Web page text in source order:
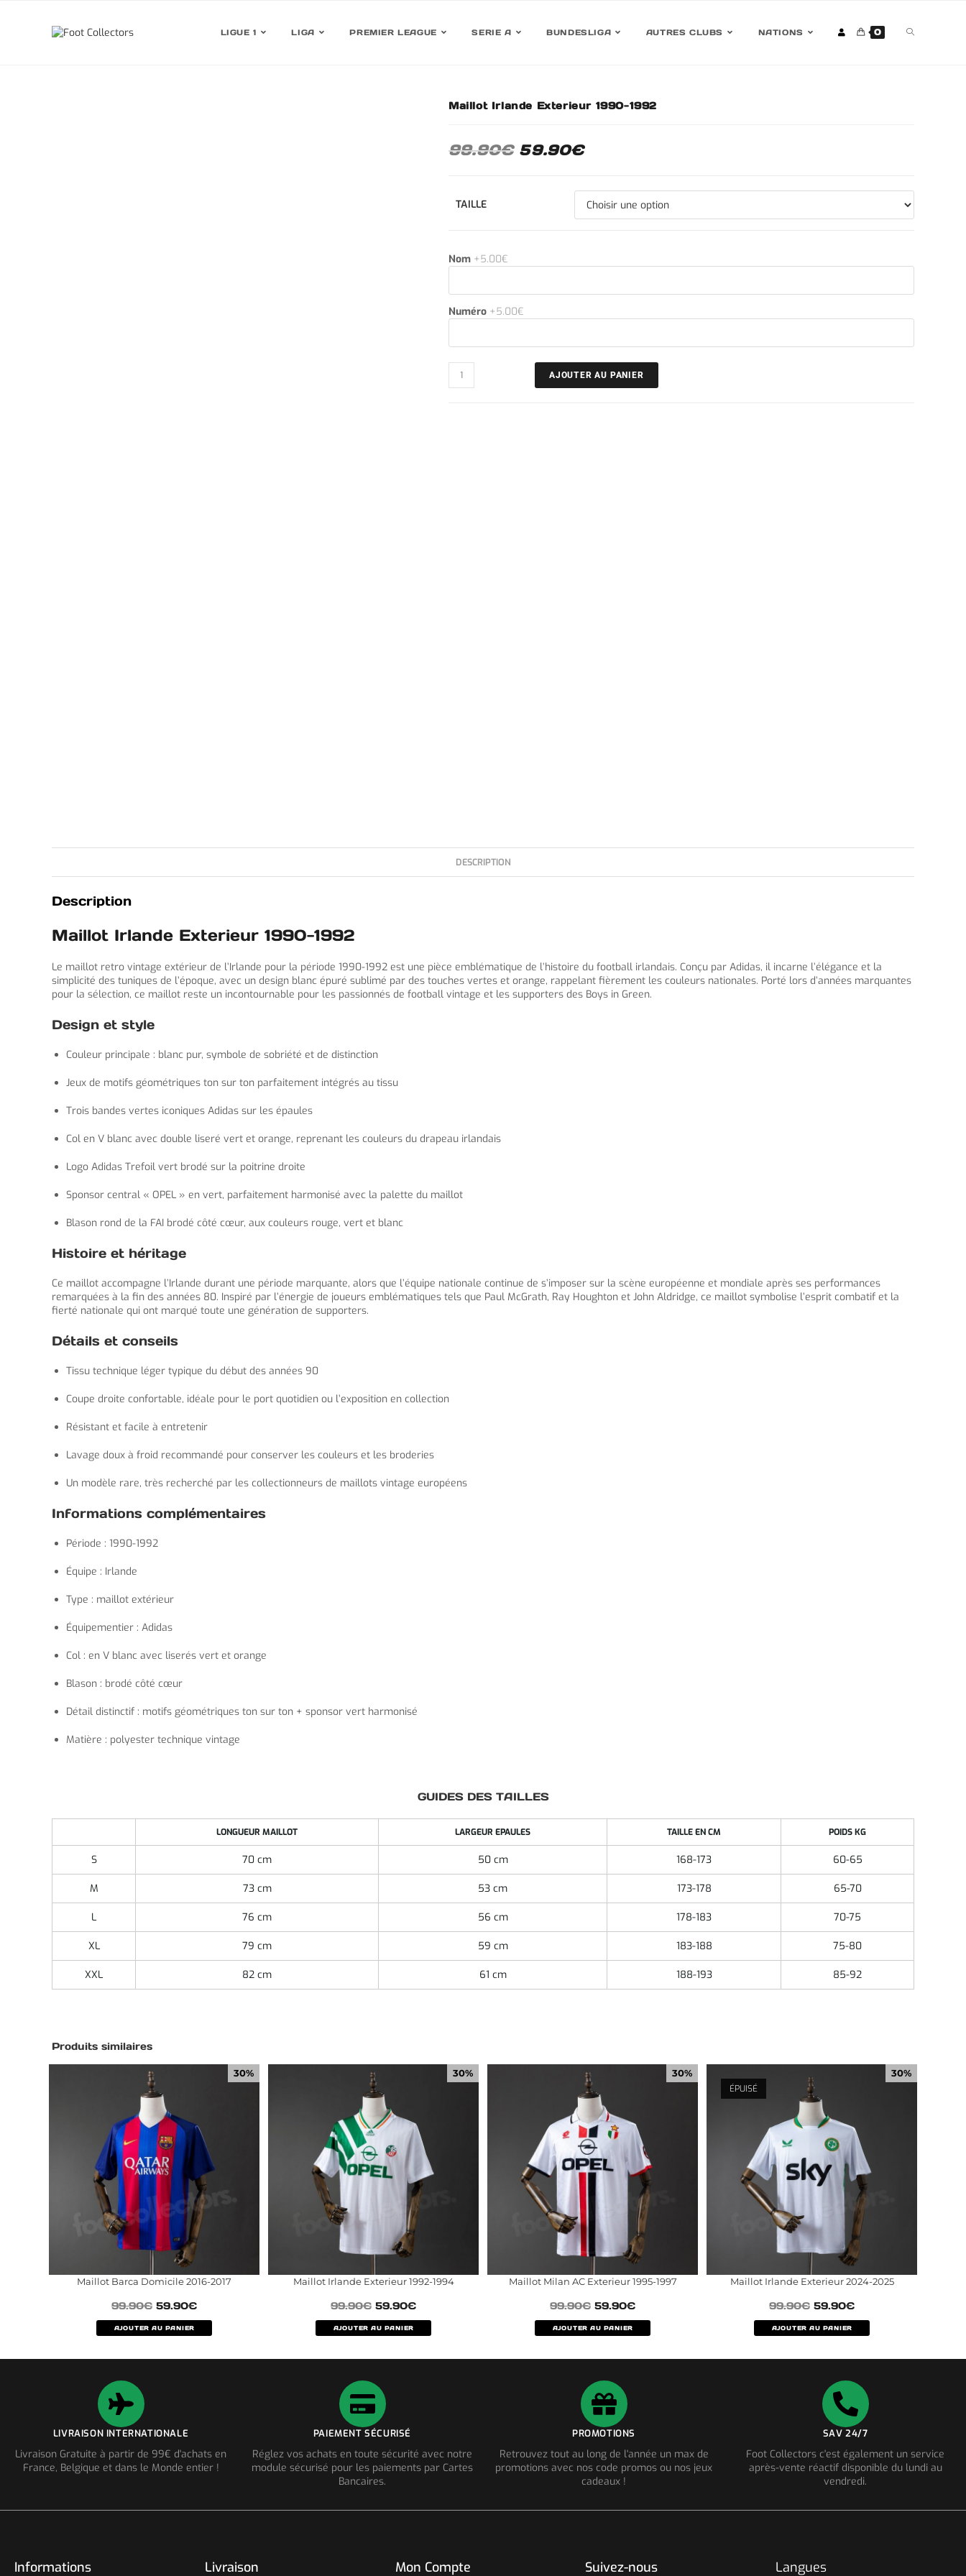
LIGUE 1 LIGA PREMIER LEAGUE SERIE A BUNDESLIGA AUTRES CLUBS NATIONS 0
Maillot Irlande Exterieur 1990-1992
99.90€ 59.90€
TAILLE
Nom +5.00€
Numéro +5.00€
AJOUTER AU PANIER
DESCRIPTION
Description
Maillot Irlande Exterieur 1990-1992
Le maillot retro vintage extérieur de l’Irlande pour la période 1990-1992 est une pièce emblématique de l’histoire du football irlandais. Conçu par Adidas, il incarne l’élégance et la
simplicité des tuniques de l’époque, avec un design blanc épuré sublimé par des touches vertes et orange, rappelant fièrement les couleurs nationales. Porté lors d’années marquantes
pour la sélection, ce maillot reste un incontournable pour les passionnés de football vintage et les supporters des Boys in Green.
Design et style
Couleur principale : blanc pur, symbole de sobriété et de distinction
Jeux de motifs géométriques ton sur ton parfaitement intégrés au tissu
Trois bandes vertes iconiques Adidas sur les épaules
Col en V blanc avec double liseré vert et orange, reprenant les couleurs du drapeau irlandais
Logo Adidas Trefoil vert brodé sur la poitrine droite
Sponsor central « OPEL » en vert, parfaitement harmonisé avec la palette du maillot
Blason rond de la FAI brodé côté cœur, aux couleurs rouge, vert et blanc
Histoire et héritage
Ce maillot accompagne l’Irlande durant une période marquante, alors que l’équipe nationale continue de s’imposer sur la scène européenne et mondiale après ses performances
remarquées à la fin des années 80. Inspiré par l’énergie de joueurs emblématiques tels que Paul McGrath, Ray Houghton et John Aldridge, ce maillot symbolise l’esprit combatif et la
fierté nationale qui ont marqué toute une génération de supporters.
Détails et conseils
Tissu technique léger typique du début des années 90
Coupe droite confortable, idéale pour le port quotidien ou l’exposition en collection
Résistant et facile à entretenir
Lavage doux à froid recommandé pour conserver les couleurs et les broderies
Un modèle rare, très recherché par les collectionneurs de maillots vintage européens
Informations complémentaires
Période : 1990-1992
Équipe : Irlande
Type : maillot extérieur
Équipementier : Adidas
Col : en V blanc avec liserés vert et orange
Blason : brodé côté cœur
Détail distinctif : motifs géométriques ton sur ton + sponsor vert harmonisé
Matière : polyester technique vintage
GUIDES DES TAILLES
LONGUEUR MAILLOT LARGEUR EPAULES TAILLE EN CM POIDS KG
S 70 cm 50 cm 168-173 60-65
M 73 cm 53 cm 173-178 65-70
L 76 cm 56 cm 178-183 70-75
XL 79 cm 59 cm 183-188 75-80
XXL 82 cm 61 cm 188-193 85-92
Produits similaires
30%
Maillot Barca Domicile 2016-2017
99.90€ 59.90€
AJOUTER AU PANIER
30%
Maillot Irlande Exterieur 1992-1994
99.90€ 59.90€
AJOUTER AU PANIER
30%
Maillot Milan AC Exterieur 1995-1997
99.90€ 59.90€
AJOUTER AU PANIER
30%
ÉPUISÉ
Maillot Irlande Exterieur 2024-2025
99.90€ 59.90€
AJOUTER AU PANIER
LIVRAISON INTERNATIONALE
Livraison Gratuite à partir de 99€ d'achats en
France, Belgique et dans le Monde entier !
PAIEMENT SÉCURISÉ
Réglez vos achats en toute sécurité avec notre
module sécurisé pour les paiements par Cartes
Bancaires.
PROMOTIONS
Retrouvez tout au long de l'année un max de
promotions avec nos code promos ou nos jeux
cadeaux !
SAV 24/7
Foot Collectors c'est également un service
après-vente réactif disponible du lundi au
vendredi.
Informations Livraison Mon Compte Suivez-nous Langues